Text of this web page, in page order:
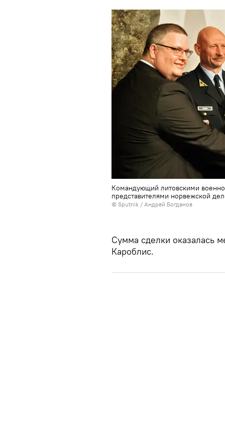
Командующий литовскими
представителями норвежской
© Sputnik / Андрей Богданов
Сумма сделки оказалась
Кароблис.